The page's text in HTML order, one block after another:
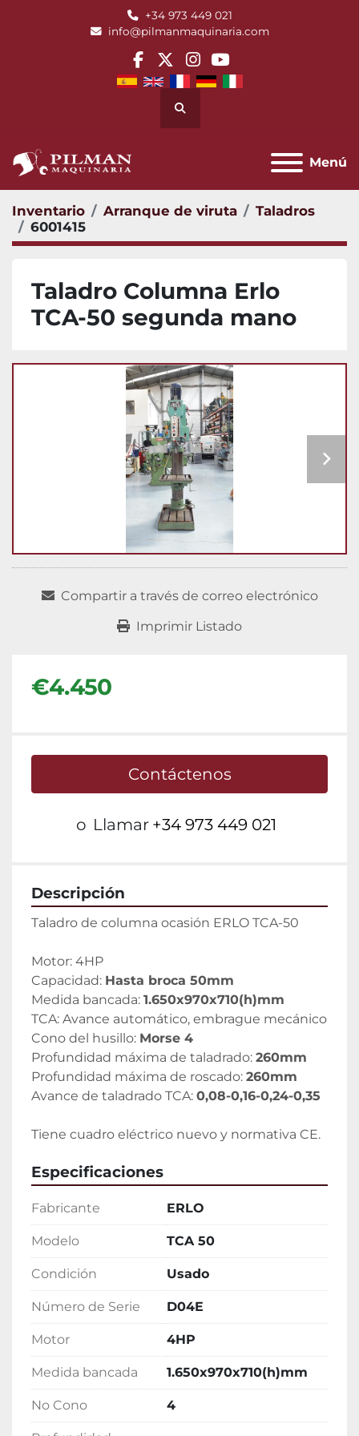
+34 973 449 021
info@pilmanmaquinaria.com
facebook
twitterinstagram
youtube
Buscar
Menú
Inventario Arranque de viruta
Taladros
6001415
Taladro Columna Erlo
TCA-50 segunda mano
Compartir a través de correo electrónico
Imprimir Listado
€4.450
Contáctenos
o Llamar +34 973 449 021
Descripción
Taladro de columna ocasión ERLO TCA-50
Motor: 4HP
Capacidad: Hasta broca 50mm
Medida bancada: 1.650x970x710(h)mm
TCA: Avance automático, embrague mecánico
Cono del husillo: Morse 4
Profundidad máxima de taladrado: 260mm
Profundidad máxima de roscado: 260mm
Avance de taladrado TCA: 0,08-0,16-0,24-0,35
Tiene cuadro eléctrico nuevo y normativa CE.
Especificaciones
Fabricante ERLO
Modelo TCA 50
Condición Usado
Número de Serie D04E
Motor 4HP
Medida bancada 1.650x970x710(h)mm
No Cono 4